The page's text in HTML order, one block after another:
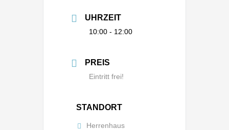
UHRZEIT
10:00 - 12:00
PREIS
Eintritt frei!
STANDORT
Herrenhaus